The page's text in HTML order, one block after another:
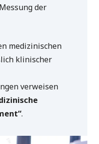
der
medizinischen
klinischer
verweisen
.